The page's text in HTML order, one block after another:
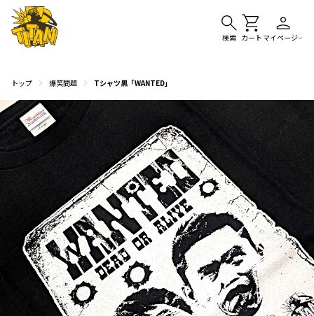
検索 カート マイページ
トップ 爆笑問題 Tシャツ黒「WANTED」